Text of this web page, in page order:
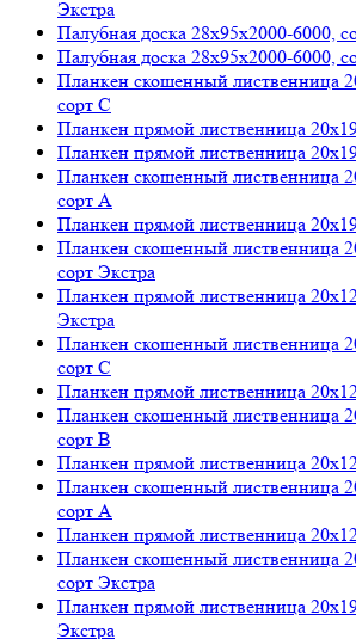
Экстра
Палубная доска 28х95х2000-6000,
Палубная доска 28х95х2000-6000,
Планкен скошенный лиственница
сорт С
Планкен прямой лиственница
Планкен прямой лиственница
Планкен скошенный лиственница
сорт А
Планкен прямой лиственница
Планкен скошенный лиственница
сорт Экстра
Планкен прямой лиственница
Экстра
Планкен скошенный лиственница
сорт С
Планкен прямой лиственница
Планкен скошенный лиственница
сорт B
Планкен прямой лиственница
Планкен скошенный лиственница
сорт А
Планкен прямой лиственница
Планкен скошенный лиственница
сорт Экстра
Планкен прямой лиственница
Экстра